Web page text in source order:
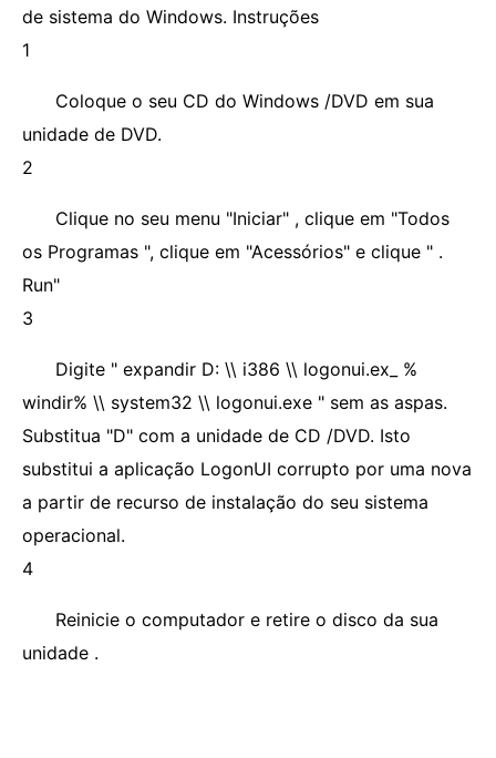
de sistema do Windows. Instruções
1
Coloque o seu CD do Windows /DVD em sua
unidade de DVD.
2
Clique no seu menu "Iniciar" , clique em "Todos
os Programas ", clique em "Acessórios" e clique " .
Run"
3
Digite " expandir D: \\ i386 \\ logonui.ex_ %
windir% \\ system32 \\ logonui.exe " sem as aspas.
Substitua "D" com a unidade de CD /DVD. Isto
substitui a aplicação LogonUI corrupto por uma nova
a partir de recurso de instalação do seu sistema
operacional.
4
Reinicie o computador e retire o disco da sua
unidade .